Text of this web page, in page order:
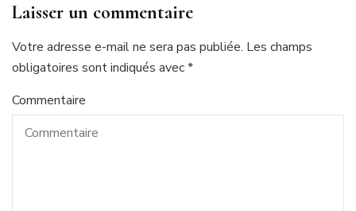
Laisser un commentaire
Votre adresse e-mail ne sera pas publiée. Les champs
obligatoires sont indiqués avec*
Commentaire